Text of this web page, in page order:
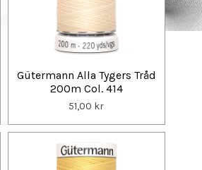
Gütermann Alla Tygers Tråd
200m Col. 414
51,00 kr